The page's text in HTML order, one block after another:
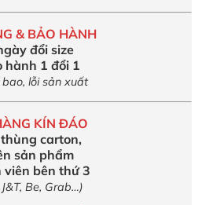
& BẢO HÀNH
đổi size
hành 1 đổi 1
bao, lỗi sản xuất
KÍN ĐÁO
thùng carton,
sản phẩm
viên bên thứ 3
Be, Grab…)